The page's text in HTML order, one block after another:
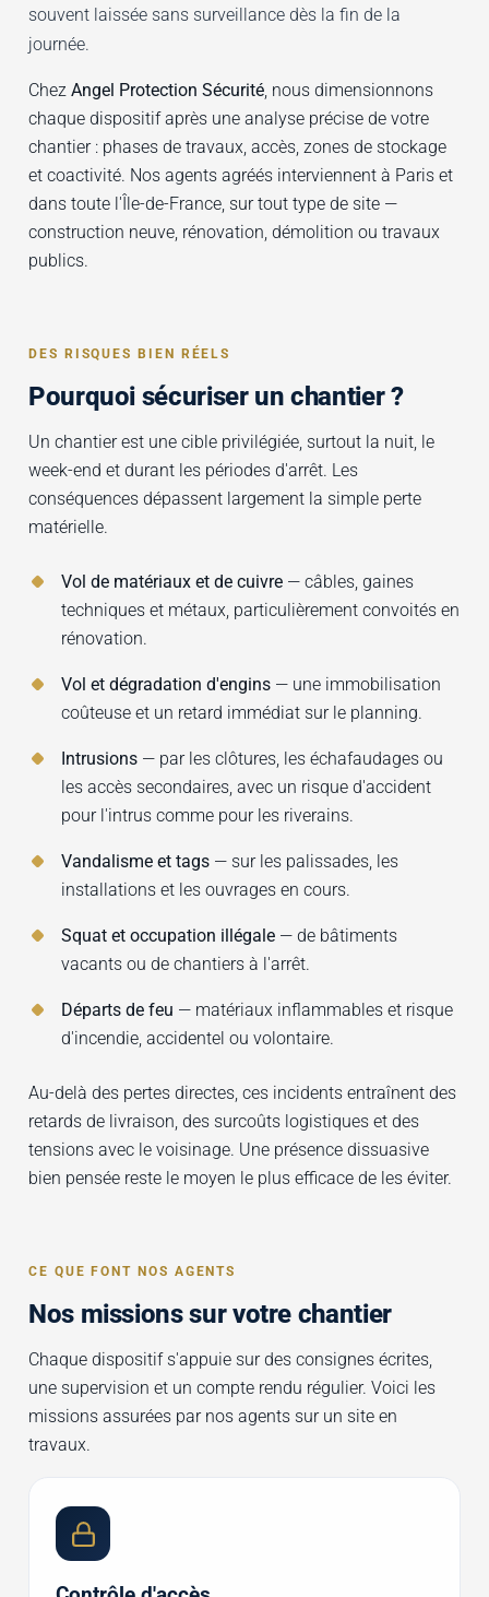
souvent laissée sans surveillance dès la fin de la
journée.
Chez Angel Protection Sécurité, nous dimensionnons
chaque dispositif après une analyse précise de votre
chantier : phases de travaux, accès, zones de stockage
et coactivité. Nos agents agréés interviennent à Paris et
dans toute l'Île-de-France, sur tout type de site —
construction neuve, rénovation, démolition ou travaux
publics.
DES RISQUES BIEN RÉELS
Pourquoi sécuriser un chantier ?
Un chantier est une cible privilégiée, surtout la nuit, le
week-end et durant les périodes d'arrêt. Les
conséquences dépassent largement la simple perte
matérielle.
Vol de matériaux et de cuivre — câbles, gaines
techniques et métaux, particulièrement convoités en
rénovation.
Vol et dégradation d'engins — une immobilisation
coûteuse et un retard immédiat sur le planning.
Intrusions — par les clôtures, les échafaudages ou
les accès secondaires, avec un risque d'accident
pour l'intrus comme pour les riverains.
Vandalisme et tags — sur les palissades, les
installations et les ouvrages en cours.
Squat et occupation illégale — de bâtiments
vacants ou de chantiers à l'arrêt.
Départs de feu — matériaux inflammables et risque
d'incendie, accidentel ou volontaire.
Au-delà des pertes directes, ces incidents entraînent des
retards de livraison, des surcoûts logistiques et des
tensions avec le voisinage. Une présence dissuasive
bien pensée reste le moyen le plus efficace de les éviter.
CE QUE FONT NOS AGENTS
Nos missions sur votre chantier
Chaque dispositif s'appuie sur des consignes écrites,
une supervision et un compte rendu régulier. Voici les
missions assurées par nos agents sur un site en
travaux.